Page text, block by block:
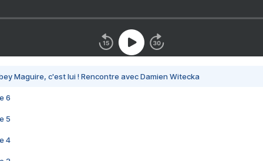
Maguire, c'est lui ! Rencontre avec Damien Witecka
6
5
4